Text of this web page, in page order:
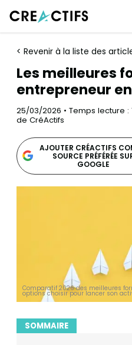
< Revenir à la liste des
Les meilleures
entrepreneur
25/03/2026 • Temps lecture :
de CréActifs
AJOUTER CRÉACTIFS
SOURCE PRÉFÉRÉE
GOOGLE
Comparatif 2026 des meilleures
options choisir pour lancer son
SOMMAIRE